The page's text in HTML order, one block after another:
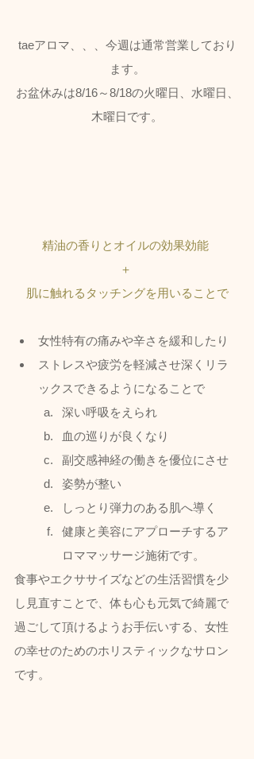
taeアロマ、、、今週は通常営業しており
ます。
お盆休みは8/16～8/18の火曜日、水曜日、
木曜日です。
精油の香りとオイルの効果効能
＋
肌に触れるタッチングを用いることで
女性特有の痛みや辛さを緩和したり
ストレスや疲労を軽減させ深くリラ
ックスできるようになることで
深い呼吸をえられ
血の巡りが良くなり
副交感神経の働きを優位にさせ
姿勢が整い
しっとり弾力のある肌へ導く
健康と美容にアプローチするア
ロママッサージ施術です。
食事やエクササイズなどの生活習慣を少
し見直すことで、体も心も元気で綺麗で
過ごして頂けるようお手伝いする、女性
の幸せのためのホリスティックなサロン
です。